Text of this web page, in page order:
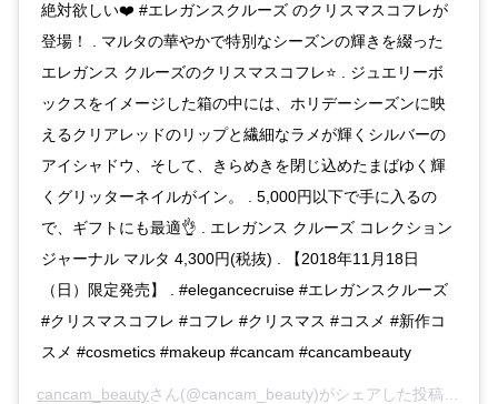
絶対欲しい❤️ #エレガンスクルーズ のクリスマスコフレが
登場！ . マルタの華やかで特別なシーズンの輝きを綴った
エレガンス クルーズのクリスマスコフレ⭐️ . ジュエリーボ
ックスをイメージした箱の中には、ホリデーシーズンに映
えるクリアレッドのリップと繊細なラメが輝くシルバーの
アイシャドウ、そして、きらめきを閉じ込めたまばゆく輝
くグリッターネイルがイン。 . 5,000円以下で手に入るの
で、ギフトにも最適👌 . エレガンス クルーズ コレクション
ジャーナル マルタ 4,300円(税抜) . 【2018年11月18日
（日）限定発売】 . #elegancecruise #エレガンスクルーズ
#クリスマスコフレ #コフレ #クリスマス #コスメ #新作コ
スメ #cosmetics #makeup #cancam #cancambeauty
cancam_beautyさん(@cancam_beauty)がシェアした投稿 –